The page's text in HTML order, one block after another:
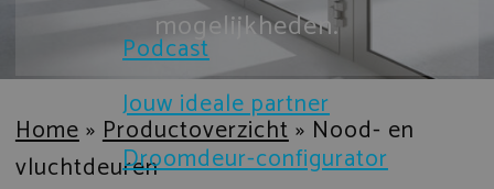
Sloten en beveiliging
Prefab gevelelementen
IsoStone dorpel voor aluminium
Brochures
Certificaten
Technische documenten
Podcast
Jouw ideale partner
Droomdeur-configurator
mogelijkheden.
Home»Productoverzicht» Nood- en
vluchtdeuren